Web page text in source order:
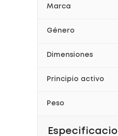
Marca
Género
Dimensiones
Principio activo
Peso